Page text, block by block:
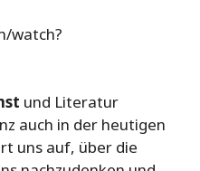
watch?
und Literatur
auch in der heutigen
uns auf, über die